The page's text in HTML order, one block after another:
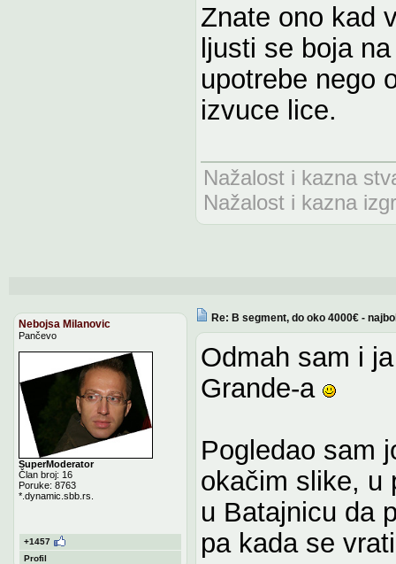
Znate ono kad
ljusti se boja
upotrebe nego
izvuce lice.
Nažalost i kazna
Nažalost i kazna
Nebojsa Milanovic
Pančevo
SuperModerator
Član broj: 16
Poruke: 8763
*.dynamic.sbb.rs.
+1457
Profil
Re: B segment, do oko 4000€ -
Odmah sam i
Grande-a
Pogledao sam
okačim slike, u
u Batajnicu da
pa kada se